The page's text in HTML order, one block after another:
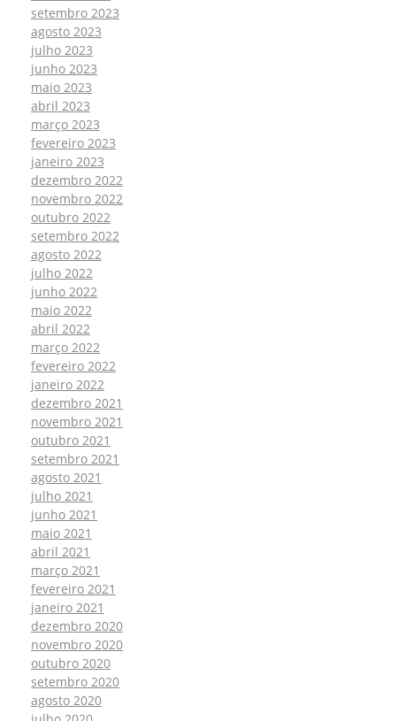
setembro 2023
agosto 2023
julho 2023
junho 2023
maio 2023
abril 2023
março 2023
fevereiro 2023
janeiro 2023
dezembro 2022
novembro 2022
outubro 2022
setembro 2022
agosto 2022
julho 2022
junho 2022
maio 2022
abril 2022
março 2022
fevereiro 2022
janeiro 2022
dezembro 2021
novembro 2021
outubro 2021
setembro 2021
agosto 2021
julho 2021
junho 2021
maio 2021
abril 2021
março 2021
fevereiro 2021
janeiro 2021
dezembro 2020
novembro 2020
outubro 2020
setembro 2020
agosto 2020